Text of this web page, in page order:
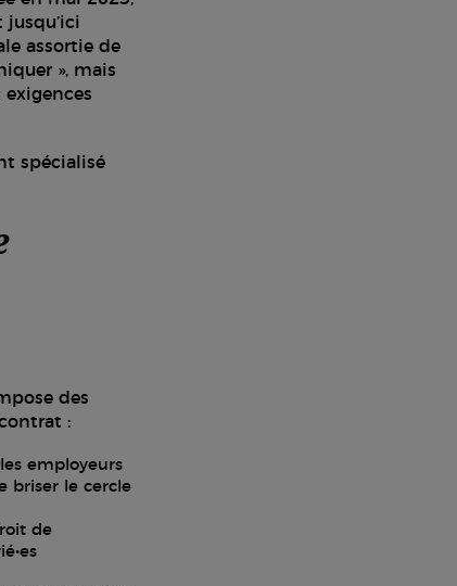
assortie de
», mais
spécialisé
des
:
employeurs
briser le cercle
de